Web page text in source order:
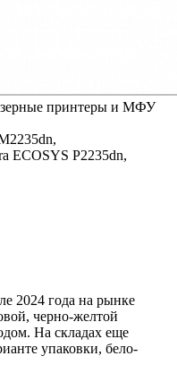
принтеры и МФУ
ECOSYS P2235dn,
2024 года на рынке
черно-желтой
На складах еще
упаковки, бело-